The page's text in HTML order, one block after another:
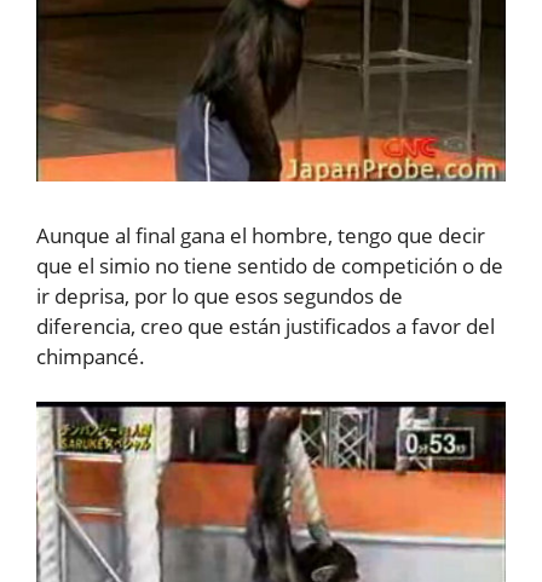
Aunque al final gana el hombre, tengo que decir
que el simio no tiene sentido de competición o de
ir deprisa, por lo que esos segundos de
diferencia, creo que están justificados a favor del
chimpancé.